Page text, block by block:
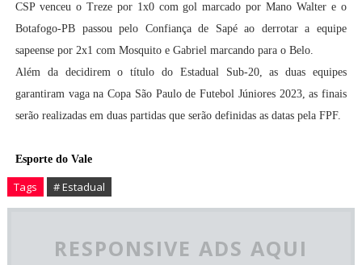
CSP venceu o Treze por 1x0 com gol marcado por Mano Walter e o
Botafogo-PB passou pelo Confiança de Sapé ao derrotar a equipe
sapeense por 2x1 com Mosquito e Gabriel marcando para o Belo.
Além da decidirem o título do Estadual Sub-20, as duas equipes
garantiram vaga na Copa São Paulo de Futebol Júniores 2023, as finais
serão realizadas em duas partidas que serão definidas as datas pela FPF.
Esporte do Vale
Tags # Estadual
RESPONSIVE ADS AQUI